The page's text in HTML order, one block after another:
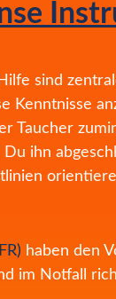
sind
Kenntnisse
Taucher
ihn
haben den
im Notfall